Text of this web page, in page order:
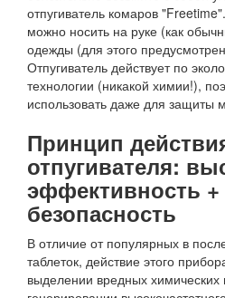
отпугиватель комаров
можно носить на руке (как
одежды (для этого
Отпугиватель действует по
технологии (никакой химии!),
использовать даже для защиты
Принцип
отпугивателя:
эффективность +
безопасность
В отличие от популярных в
таблеток, действие этого
выделении вредных химических